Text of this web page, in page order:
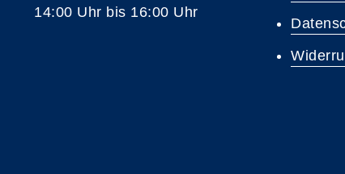
14:00 Uhr bis 16:00 Uhr